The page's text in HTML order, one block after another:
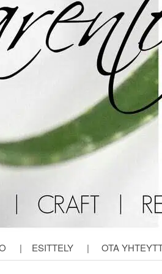
| ESITTELY | OTA